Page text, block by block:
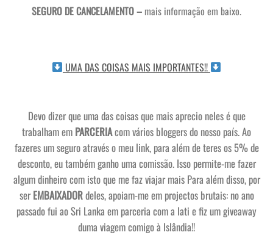
SEGURO DE CANCELAMENTO – mais informação em baixo.
UMA DAS COISAS MAIS IMPORTANTES!!
Devo dizer que uma das coisas que mais aprecio neles é que
trabalham em PARCERIAcom vários bloggers do nosso país. Ao
fazeres um seguro através o meu link, para além de teres os 5% de
desconto, eu também ganho uma comissão. Isso permite-me fazer
algum dinheiro com isto que me faz viajar mais Para além disso, por
serEMBAIXADORdeles, apoiam-me em projectos brutais: no ano
passado fui ao Sri Lanka em parceria com a Iati e fiz um giveaway
duma viagem comigo à Islândia!!